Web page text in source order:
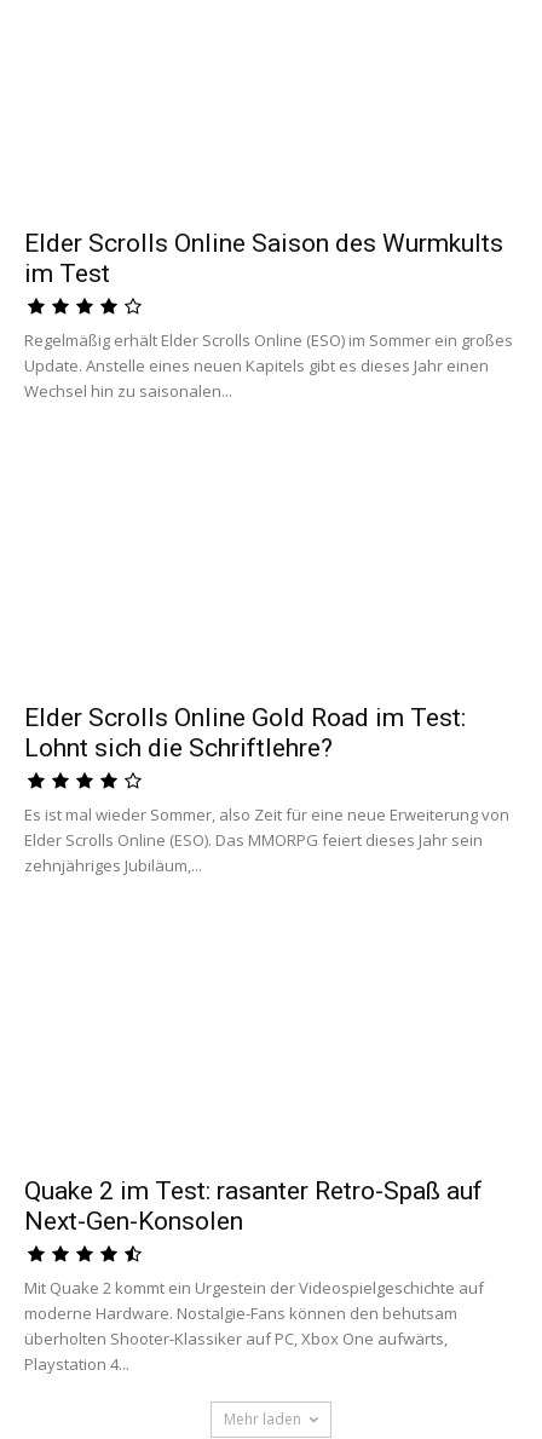
Elder Scrolls Online Saison des Wurmkults
im Test
Regelmäßig erhält Elder Scrolls Online (ESO) im Sommer ein großes
Update. Anstelle eines neuen Kapitels gibt es dieses Jahr einen
Wechsel hin zu saisonalen...
Elder Scrolls Online Gold Road im Test:
Lohnt sich die Schriftlehre?
Es ist mal wieder Sommer, also Zeit für eine neue Erweiterung von
Elder Scrolls Online (ESO). Das MMORPG feiert dieses Jahr sein
zehnjähriges Jubiläum,...
Quake 2 im Test: rasanter Retro-Spaß auf
Next-Gen-Konsolen
Mit Quake 2 kommt ein Urgestein der Videospielgeschichte auf
moderne Hardware. Nostalgie-Fans können den behutsam
überholten Shooter-Klassiker auf PC, Xbox One aufwärts,
Playstation 4...
Mehr laden